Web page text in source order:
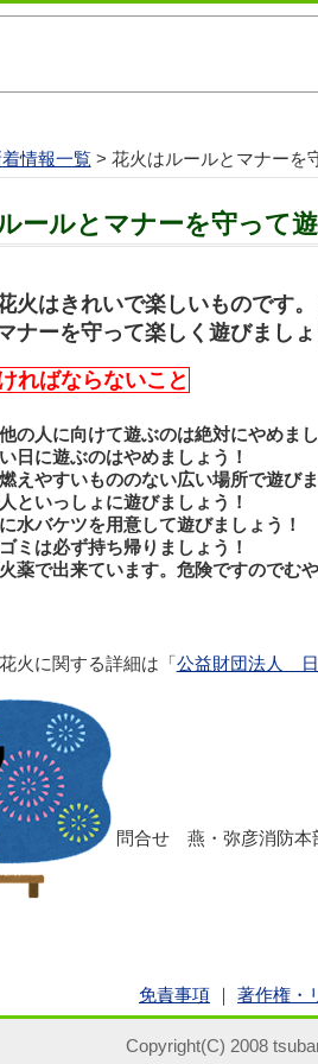
着情報一覧> 花火はルールとマナーを
ールとマナーを守って
火はきれいで楽しいものです
ナーを守って楽しく遊びましょ
ればならないこと
の人に向けて遊ぶのは絶対にやめまし
日に遊ぶのはやめましょう！
えやすいもののない広い場所で遊び
といっしょに遊びましょう！
水バケツを用意して遊びましょう！
ミは必ず持ち帰りましょう！
火薬で出来ています。危険ですのでむ
火に関する詳細は「 公益財団法人
問合せ 燕・弥彦消防
免責事項 著作権・
Copyright(C) 2008